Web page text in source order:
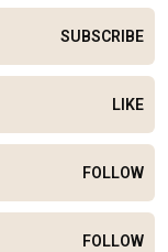
SUBSCRIBE
LIKE
FOLLOW
FOLLOW